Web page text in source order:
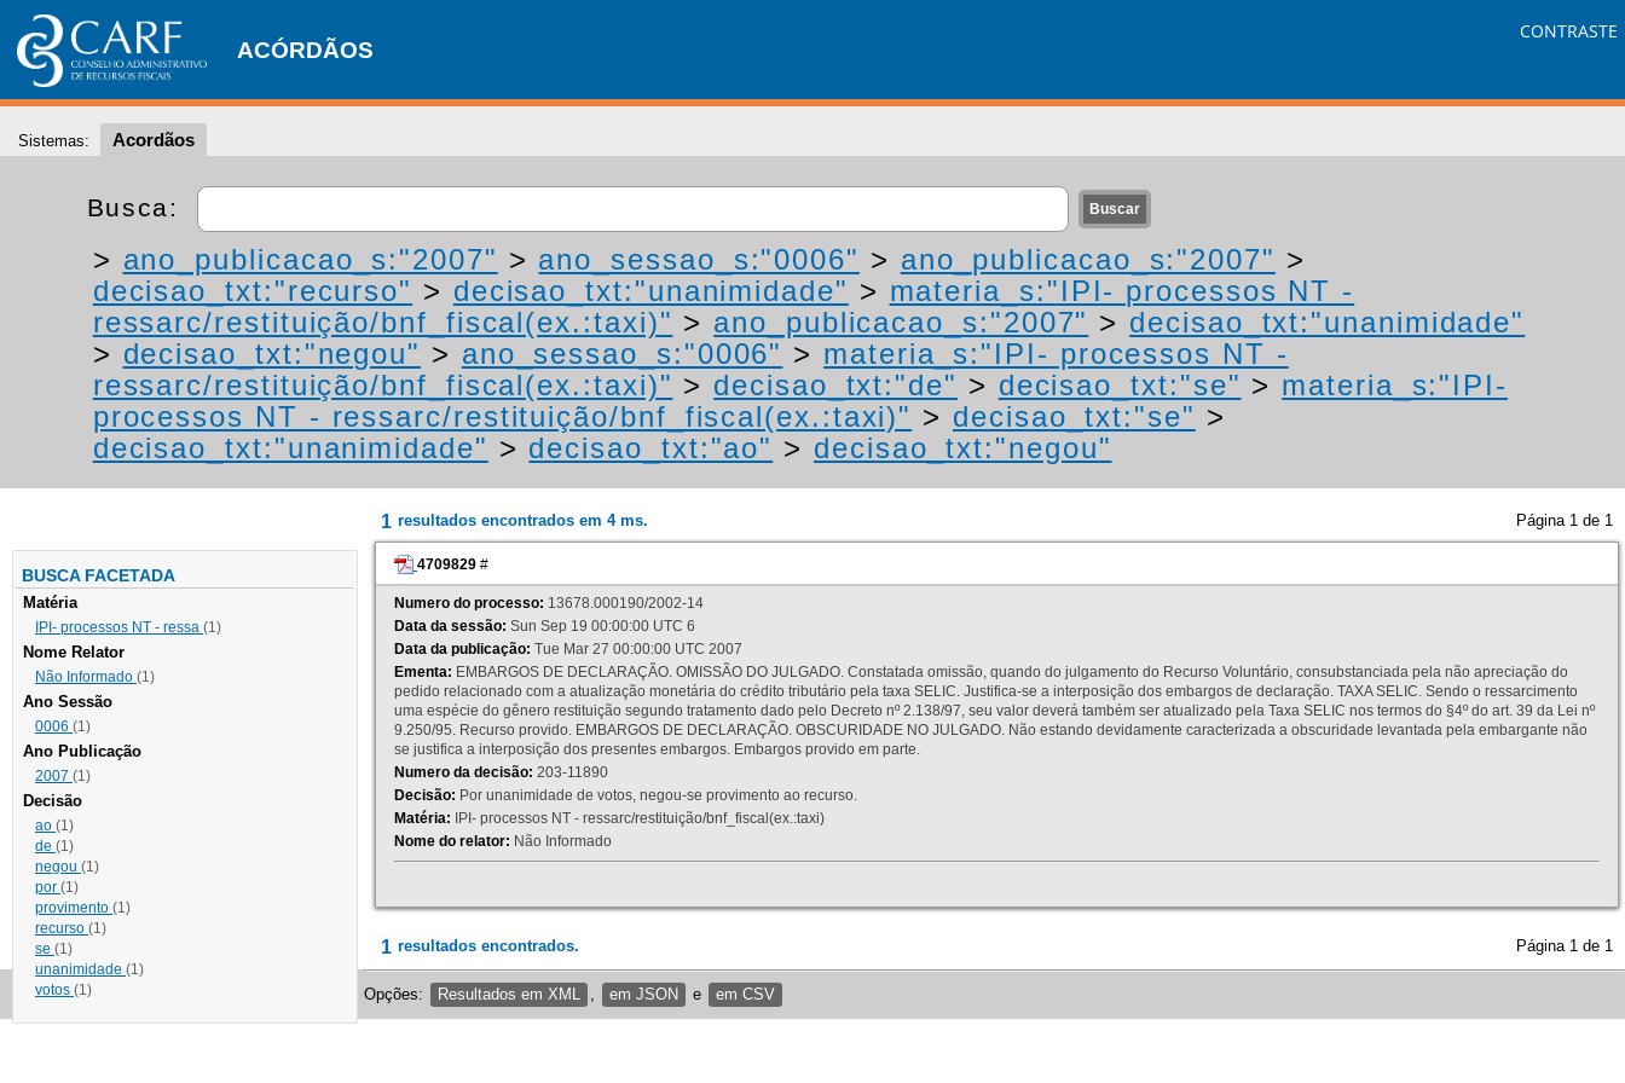
ACÓRDÃOS
CONTRASTE
Sistemas: Acordãos
Busca:
> ano_publicacao_s:"2007" > ano_sessao_s:"0006" > ano_publicacao_s:"2007" >
decisao_txt:"recurso" > decisao_txt:"unanimidade" > materia_s:"IPI- processos NT -
ressarc/restituição/bnf_fiscal(ex.:taxi)" > ano_publicacao_s:"2007" > decisao_txt:"unanimidade"
> decisao_txt:"negou" > ano_sessao_s:"0006" > materia_s:"IPI- processos NT -
ressarc/restituição/bnf_fiscal(ex.:taxi)" > decisao_txt:"de" > decisao_txt:"se" > materia_s:"IPI-
processos NT - ressarc/restituição/bnf_fiscal(ex.:taxi)" > decisao_txt:"se" >
decisao_txt:"unanimidade" > decisao_txt:"ao" > decisao_txt:"negou"
BUSCA FACETADA
Matéria
IPI- processos NT - ressa (1)
Nome Relator
Não Informado (1)
Ano Sessão
0006 (1)
Ano Publicação
2007 (1)
Decisão
ao (1)
de (1)
negou (1)
por (1)
provimento (1)
recurso (1)
se (1)
unanimidade (1)
votos (1)
1 resultados encontrados em 4 ms. Página 1 de 1
4709829 #
Numero do processo: 13678.000190/2002-14
Data da sessão: Sun Sep 19 00:00:00 UTC 6
Data da publicação: Tue Mar 27 00:00:00 UTC 2007
Ementa: EMBARGOS DE DECLARAÇÃO. OMISSÃO DO JULGADO. Constatada omissão, quando do julgamento do Recurso Voluntário, consubstanciada pela não apreciação do
pedido relacionado com a atualização monetária do crédito tributário pela taxa SELIC. Justifica-se a interposição dos embargos de declaração. TAXA SELIC. Sendo o ressarcimento
uma espécie do gênero restituição segundo tratamento dado pelo Decreto nº 2.138/97, seu valor deverá também ser atualizado pela Taxa SELIC nos termos do §4º do art. 39 da Lei nº
9.250/95. Recurso provido. EMBARGOS DE DECLARAÇÃO. OBSCURIDADE NO JULGADO. Não estando devidamente caracterizada a obscuridade levantada pela embargante não
se justifica a interposição dos presentes embargos. Embargos provido em parte.
Numero da decisão: 203-11890
Decisão: Por unanimidade de votos, negou-se provimento ao recurso.
Matéria: IPI- processos NT - ressarc/restituição/bnf_fiscal(ex.:taxi)
Nome do relator: Não Informado
1 resultados encontrados. Página 1 de 1
Opções: Resultados em XML em JSON e em CSV